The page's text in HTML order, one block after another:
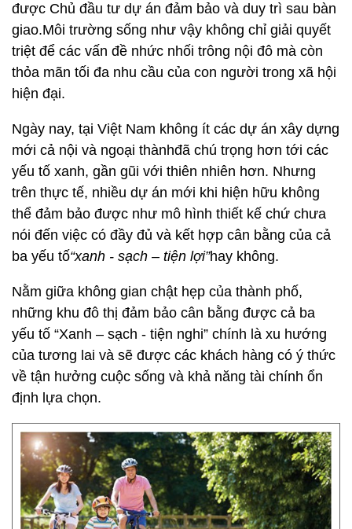
được Chủ đầu tư dự án đảm bảo và duy trì sau bàn
giao.Môi trường sống như vậy không chỉ giải quyết
triệt để các vấn đề nhức nhối trông nội đô mà còn
thỏa mãn tối đa nhu cầu của con người trong xã hội
hiện đại.
Ngày nay, tại Việt Nam không ít các dự án xây dựng
mới cả nội và ngoại thànhđã chú trọng hơn tới các
yếu tố xanh, gần gũi với thiên nhiên hơn. Nhưng
trên thực tế, nhiều dự án mới khi hiện hữu không
thể đảm bảo được như mô hình thiết kế chứ chưa
nói đến việc có đầy đủ và kết hợp cân bằng của cả
ba yếu tố“xanh - sạch – tiện lợi”hay không.
Nằm giữa không gian chật hẹp của thành phố,
những khu đô thị đảm bảo cân bằng được cả ba
yếu tố “Xanh – sạch - tiện nghi” chính là xu hướng
của tương lai và sẽ được các khách hàng có ý thức
về tận hưởng cuộc sống và khả năng tài chính ổn
định lựa chọn.